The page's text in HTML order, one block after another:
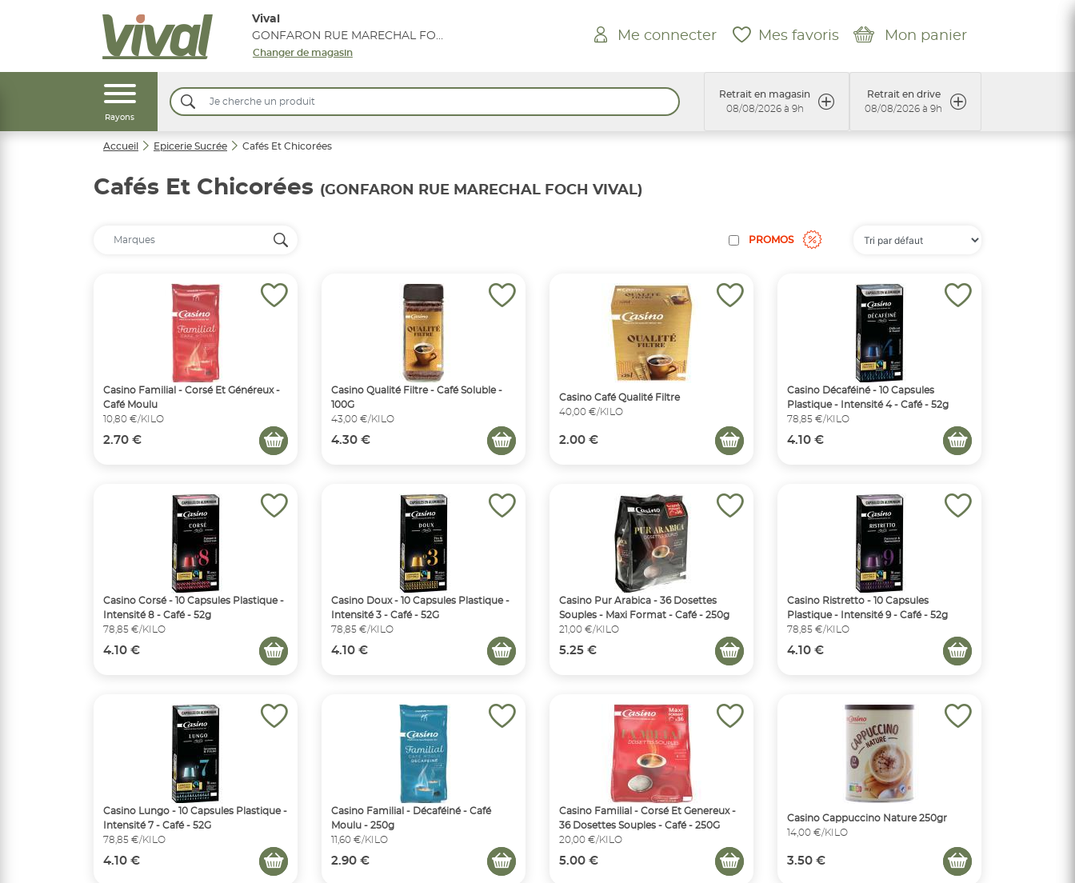
Vival
GONFARON RUE MARECHAL FOCH VIVAL
Changer de magasin
Me connecter Mes favoris Mon panier
Rayons
Retrait en magasin
08/08/2026 à 9h
Retrait en drive
08/08/2026 à 9h
Accueil Epicerie Sucrée Cafés Et Chicorées
Cafés Et Chicorées (GONFARON RUE MARECHAL FOCH VIVAL)
PROMOS
Casino Familial - Corsé Et Généreux -
Café Moulu
10,80 €/KILO
2.70 €
Casino Qualité Filtre - Café Soluble -
100G
43,00 €/KILO
4.30 €
Casino Café Qualité Filtre
40,00 €/KILO
2.00 €
Casino Décaféiné - 10 Capsules
Plastique - Intensité 4 - Café - 52g
78,85 €/KILO
4.10 €
Casino Corsé - 10 Capsules Plastique -
Intensité 8 - Café - 52g
78,85 €/KILO
4.10 €
Casino Doux - 10 Capsules Plastique -
Intensité 3 - Café - 52G
78,85 €/KILO
4.10 €
Casino Pur Arabica - 36 Dosettes
Souples - Maxi Format - Café - 250g
21,00 €/KILO
5.25 €
Casino Ristretto - 10 Capsules
Plastique - Intensité 9 - Café - 52g
78,85 €/KILO
4.10 €
Casino Lungo - 10 Capsules Plastique -
Intensité 7 - Café - 52G
78,85 €/KILO
4.10 €
Casino Familial - Décaféiné - Café
Moulu - 250g
11,60 €/KILO
2.90 €
Casino Familial - Corsé Et Genereux -
36 Dosettes Souples - Café - 250G
20,00 €/KILO
5.00 €
Casino Cappuccino Nature 250gr
14,00 €/KILO
3.50 €